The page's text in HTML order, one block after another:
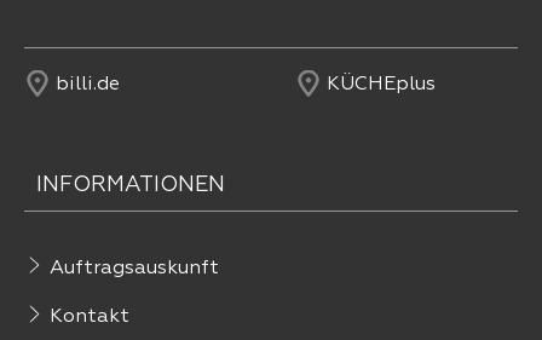
billi.de KÜCHEplus
INFORMATIONEN
Auftragsauskunft
Kontakt